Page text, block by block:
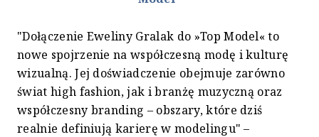
"Dołączenie Eweliny Gralak do »Top Model« to
nowe spojrzenie na współczesną modę i kulturę
wizualną. Jej doświadczenie obejmuje zarówno
świat high fashion, jak i branżę muzyczną oraz
współczesny branding – obszary, które dziś
realnie definiują karierę w modelingu" –